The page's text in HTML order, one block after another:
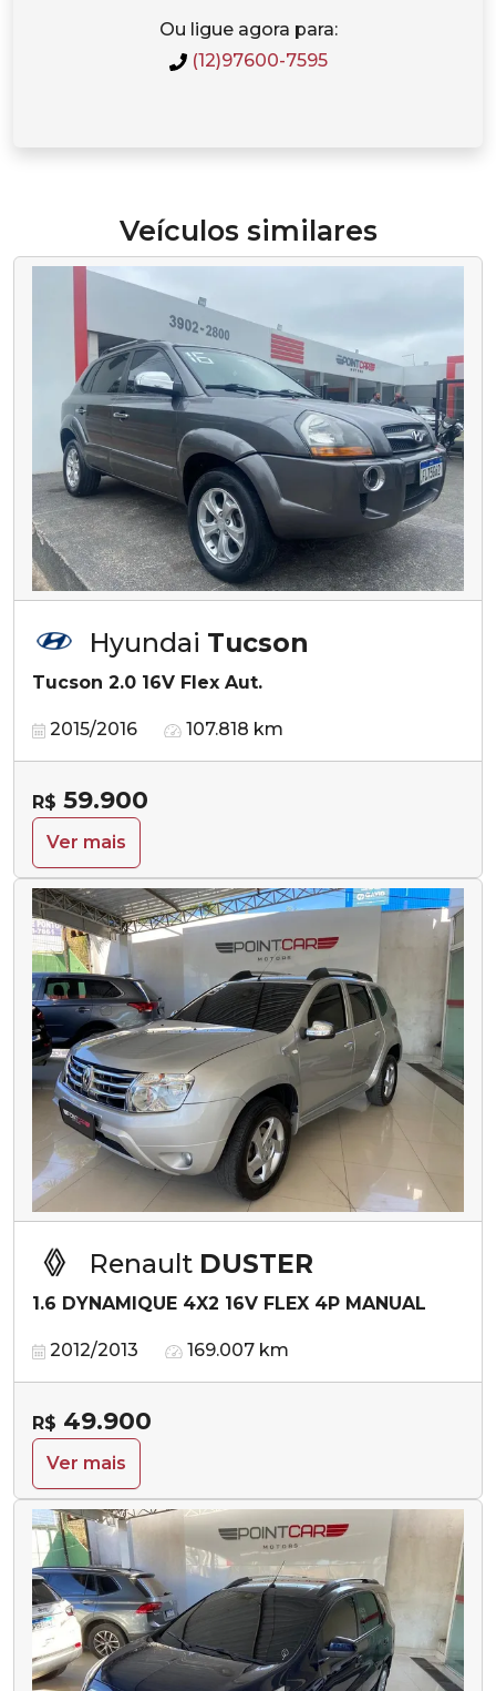
Ou ligue agora para:
(12)97600-7595
Veículos similares
Hyundai Tucson
Tucson 2.0 16V Flex Aut.
2015/2016 107.818 km
R$ 59.900
Ver mais
Renault DUSTER
1.6 DYNAMIQUE 4X2 16V FLEX 4P MANUAL
2012/2013 169.007 km
R$ 49.900
Ver mais